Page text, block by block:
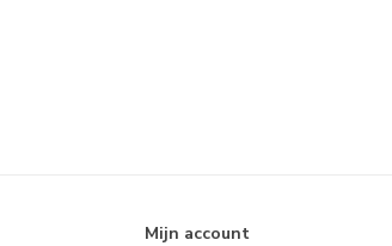
Mijn account